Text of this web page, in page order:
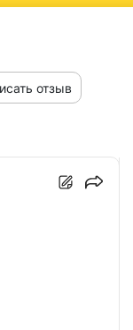
отзыв